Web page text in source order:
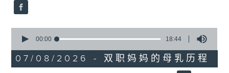
seconds
18
minutes,
00:00 18:44
07/08/2026 - 双职妈妈的母乳历程